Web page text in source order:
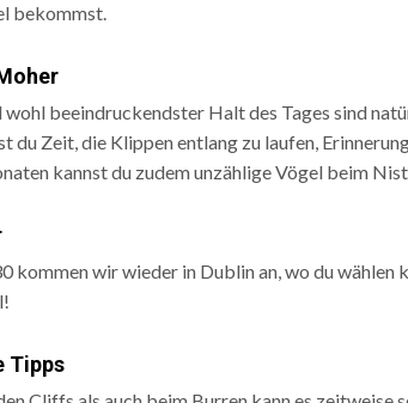
bekommst.
wohl beeindruckendster Halt des Tages sind
du Zeit, die Klippen entlang zu laufen,
kannst du zudem unzählige Vögel beim
kommen wir wieder in Dublin an, wo du
Tipps